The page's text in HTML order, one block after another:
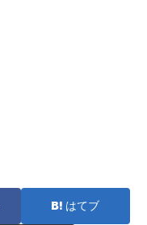
はてブ